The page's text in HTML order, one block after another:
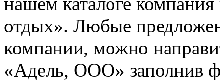
отдых». Любые
компании, можно
«Адель, ООО» заполнив